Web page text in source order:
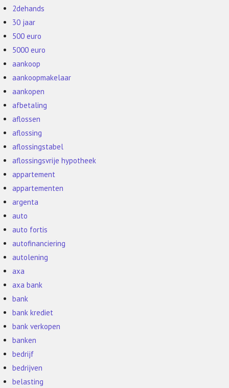
2dehands
30 jaar
500 euro
5000 euro
aankoop
aankoopmakelaar
aankopen
afbetaling
aflossen
aflossing
aflossingstabel
aflossingsvrije hypotheek
appartement
appartementen
argenta
auto
auto fortis
autofinanciering
autolening
axa
axa bank
bank
bank krediet
bank verkopen
banken
bedrijf
bedrijven
belasting